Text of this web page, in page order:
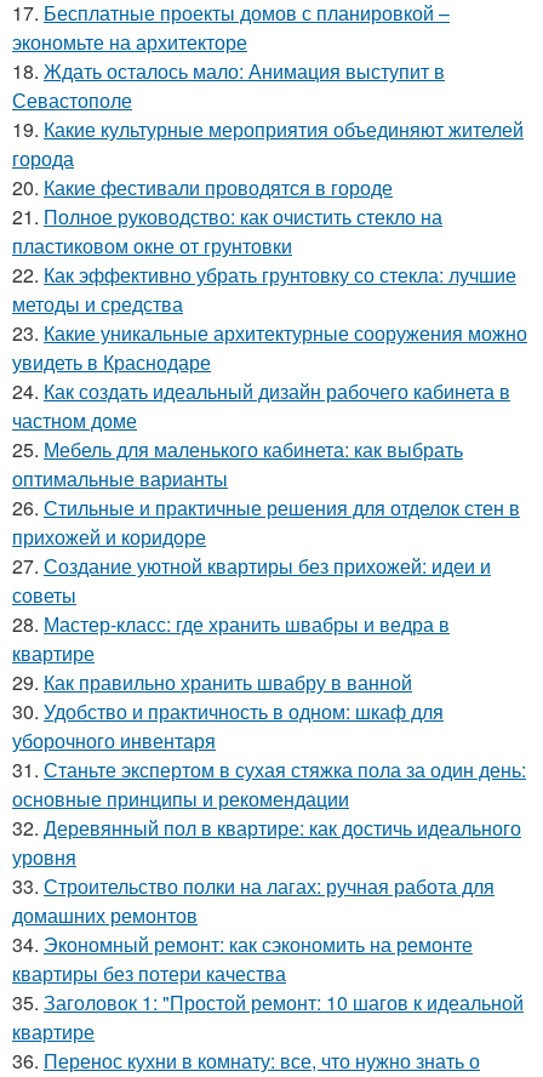
17. Бесплатные проекты домов с планировкой –
экономьте на архитекторе
18. Ждать осталось мало: Анимация выступит в
Севастополе
19. Какие культурные мероприятия объединяют жителей
города
20. Какие фестивали проводятся в городе
21. Полное руководство: как очистить стекло на
пластиковом окне от грунтовки
22. Как эффективно убрать грунтовку со стекла: лучшие
методы и средства
23. Какие уникальные архитектурные сооружения можно
увидеть в Краснодаре
24. Как создать идеальный дизайн рабочего кабинета в
частном доме
25. Мебель для маленького кабинета: как выбрать
оптимальные варианты
26. Стильные и практичные решения для отделок стен в
прихожей и коридоре
27. Создание уютной квартиры без прихожей: идеи и
советы
28. Мастер-класс: где хранить швабры и ведра в
квартире
29. Как правильно хранить швабру в ванной
30. Удобство и практичность в одном: шкаф для
уборочного инвентаря
31. Станьте экспертом в сухая стяжка пола за один день:
основные принципы и рекомендации
32. Деревянный пол в квартире: как достичь идеального
уровня
33. Строительство полки на лагах: ручная работа для
домашних ремонтов
34. Экономный ремонт: как сэкономить на ремонте
квартиры без потери качества
35. Заголовок 1: "Простой ремонт: 10 шагов к идеальной
квартире
36. Перенос кухни в комнату: все, что нужно знать о